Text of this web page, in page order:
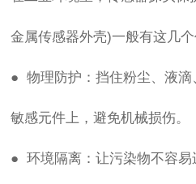
金属传感器外壳)一般有这几个
● 物理防护：挡住粉尘、液滴
敏感元件上，避免机械损伤。
● 环境隔离：让污染物不容易